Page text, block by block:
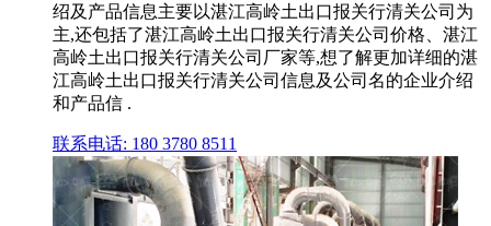
绍及产品信息主要以湛江高岭土出口报关行清关公司为
主,还包括了湛江高岭土出口报关行清关公司价格、湛江
高岭土出口报关行清关公司厂家等,想了解更加详细的湛
江高岭土出口报关行清关公司信息及公司名的企业介绍
和产品信 .
联系电话: 180 3780 8511